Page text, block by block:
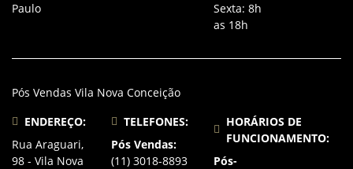
Paulo
Sexta: 8h
as 18h
Pós Vendas Vila Nova Conceição
ENDEREÇO:
Rua Araguari,
98 - Vila Nova
TELEFONES:
Pós Vendas:
(11) 3018-8893
HORÁRIOS DE
FUNCIONAMENTO:
Pós-